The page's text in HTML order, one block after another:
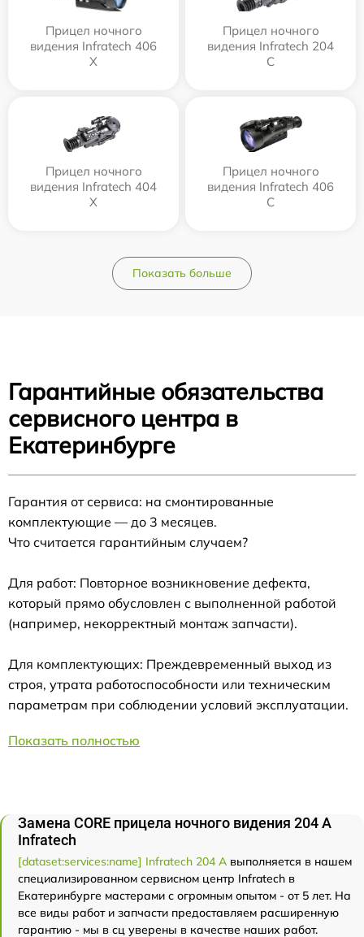
Прицел ночного
видения Infratech 406
Х
Прицел ночного
видения Infratech 204
С
Прицел ночного
видения Infratech 404
Х
Прицел ночного
видения Infratech 406
С
Показать больше
Гарантийные обязательства
сервисного центра в
Екатеринбурге
Гарантия от сервиса: на смонтированные
комплектующие — до 3 месяцев.
Что считается гарантийным случаем?
Для работ: Повторное возникновение дефекта,
который прямо обусловлен с выполненной работой
(например, некорректный монтаж запчасти).
Для комплектующих: Преждевременный выход из
строя, утрата работоспособности или техническим
параметрам при соблюдении условий эксплуатации.
Показать полностью
Замена CORE прицела ночного видения 204 А
Infratech
[dataset:services:name] Infratech 204 А выполняется в нашем
специализированном сервисном центр Infratech в
Екатеринбурге мастерами с огромным опытом - от 5 лет. На
все виды работ и запчасти предоставляем расширенную
гарантию - мы в сц уверены в качестве наших работ.